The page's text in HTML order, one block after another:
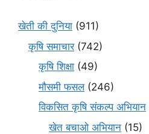
खेती की दुनिया (911)
कृषि समाचार(742)
कृषि शिक्षा (49)
मौसमी फसल(246)
विकसित कृषि संकल्प अभियान
खेत बचाओ अभियान (15)